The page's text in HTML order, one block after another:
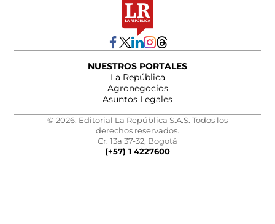
NUESTROS PORTALES
La República
Agronegocios
Asuntos Legales
© 2026, Editorial La República S.A.S. Todos los
derechos reservados.
Cr. 13a 37-32, Bogotá
(+57) 1 4227600